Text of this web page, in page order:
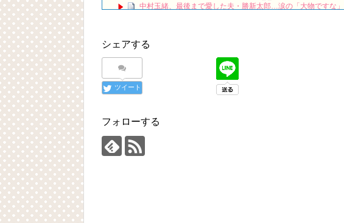
中村玉緒、最後まで愛した夫・勝新太郎…涙の「大物ですな
【パク・ソジュン】この可愛さは危険です… 30秒後、あなた
放送開始「死んでもいい」ペク・ジニ、死に続けるカン・ジ
私は整形美人日韓キャスト比較 石井杏奈 #チャウヌ #私は整形
「違う（ちがう）・異なる」を韓国語では？「다르다（タル
「退屈だ・暇だ」を韓国語では？「심심하다（シムシマダ）
■韓国ドラマ『キング～Two Hearts』予告動画（日本語字幕）
yoon kyun sang
HSF(126)-윤균상 서울숲 벤치 (YUN
シェアする
ツイート
フォローする